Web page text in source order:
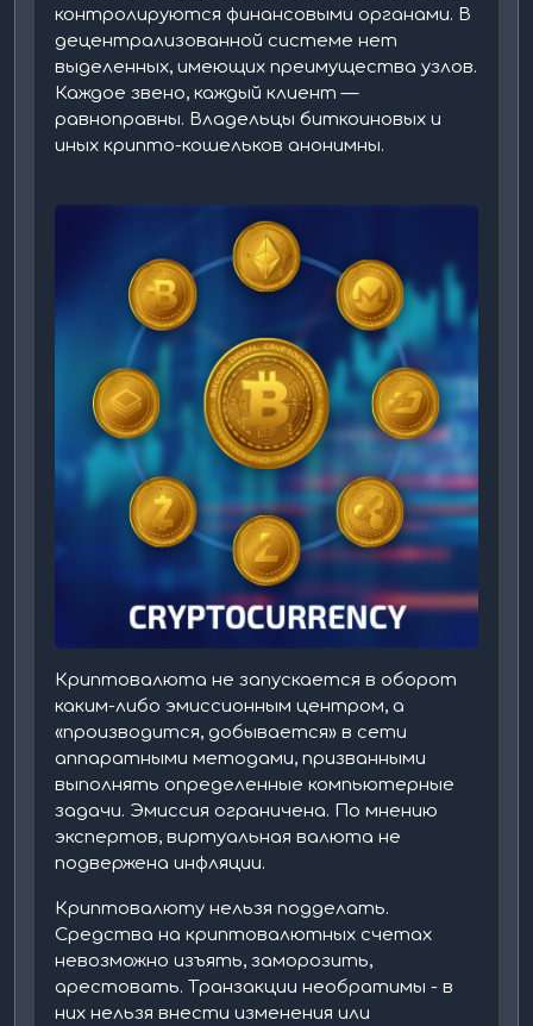
контролируются финансовыми органами. В
децентрализованной системе нет
выделенных, имеющих преимущества узлов.
Каждое звено, каждый клиент —
равноправны. Владельцы биткоиновых и
иных крипто-кошельков анонимны.
Криптовалюта не запускается в оборот
каким-либо эмиссионным центром, а
«производится, добывается» в сети
аппаратными методами, призванными
выполнять определенные компьютерные
задачи. Эмиссия ограничена. По мнению
экспертов, виртуальная валюта не
подвержена инфляции.
Криптовалюту нельзя подделать.
Средства на криптовалютных счетах
невозможно изъять, заморозить,
арестовать. Транзакции необратимы - в
них нельзя внести изменения или